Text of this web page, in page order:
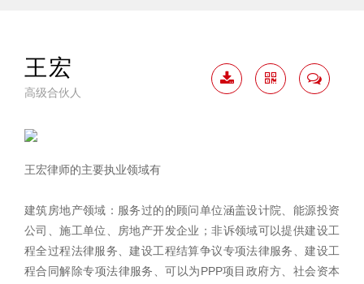
王宏
高级合伙人
王宏律师的主要执业领域有
建筑房地产领域：服务过的的顾问单位涵盖设计院、能源投资
公司、施工单位、房地产开发企业；非诉领域可以提供建设工
程全过程法律服务、建设工程结算争议专项法律服务、建设工
程合同解除专项法律服务、可以为PPP项目政府方、社会资本